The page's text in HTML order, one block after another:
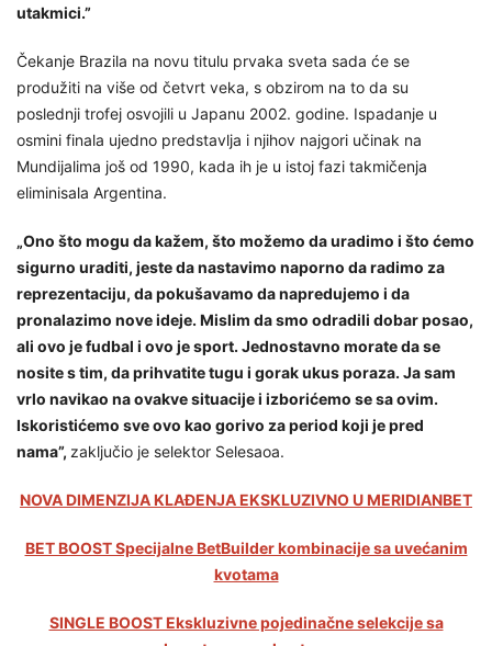
utakmici.”
Čekanje Brazila na novu titulu prvaka sveta sada će se
produžiti na više od četvrt veka, s obzirom na to da su
poslednji trofej osvojili u Japanu 2002. godine. Ispadanje u
osmini finala ujedno predstavlja i njihov najgori učinak na
Mundijalima još od 1990, kada ih je u istoj fazi takmičenja
eliminisala Argentina.
„Ono što mogu da kažem, što možemo da uradimo i što ćemo
sigurno uraditi, jeste da nastavimo naporno da radimo za
reprezentaciju, da pokušavamo da napredujemo i da
pronalazimo nove ideje. Mislim da smo odradili dobar posao,
ali ovo je fudbal i ovo je sport. Jednostavno morate da se
nosite s tim, da prihvatite tugu i gorak ukus poraza. Ja sam
vrlo navikao na ovakve situacije i izborićemo se sa ovim.
Iskoristićemo sve ovo kao gorivo za period koji je pred
nama”, zaključio je selektor Selesaoa.
NOVA DIMENZIJA KLAĐENJA EKSKLUZIVNO U MERIDIANBET
BET BOOST Specijalne BetBuilder kombinacije sa uvećanim
kvotama
SINGLE BOOST Ekskluzivne pojedinačne selekcije sa